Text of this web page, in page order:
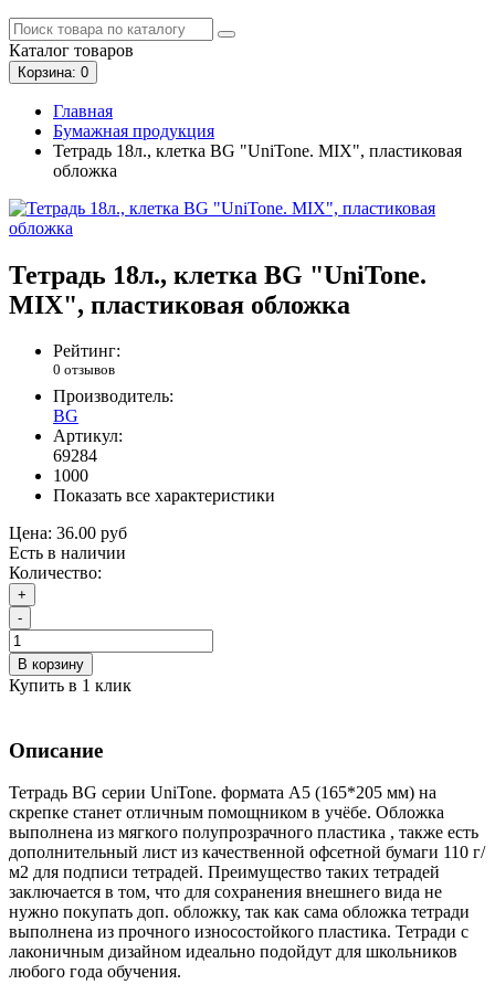
Каталог товаров
Корзина: 0
Главная
Бумажная продукция
Тетрадь 18л., клетка BG "UniTone. MIX", пластиковая
обложка
Тетрадь 18л., клетка BG "UniTone.
MIX", пластиковая обложка
Рейтинг:
0 отзывов
Производитель:
BG
Артикул:
69284
1000
Показать все характеристики
Цена: 36.00 руб
Есть в наличии
Количество:
+
-
В корзину
Купить в 1 клик
Описание
Тетрадь BG серии UniTone. формата А5 (165*205 мм) на
скрепке станет отличным помощником в учёбе. Обложка
выполнена из мягкого полупрозрачного пластика , также есть
дополнительный лист из качественной офсетной бумаги 110 г/
м2 для подписи тетрадей. Преимущество таких тетрадей
заключается в том, что для сохранения внешнего вида не
нужно покупать доп. обложку, так как сама обложка тетради
выполнена из прочного износостойкого пластика. Тетради с
лаконичным дизайном идеально подойдут для школьников
любого года обучения.